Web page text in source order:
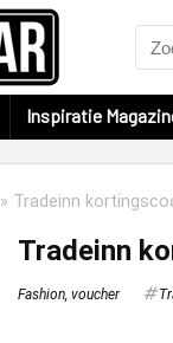
Inspiratie
» Tradeinn
Tradeinn
Fashion, voucher